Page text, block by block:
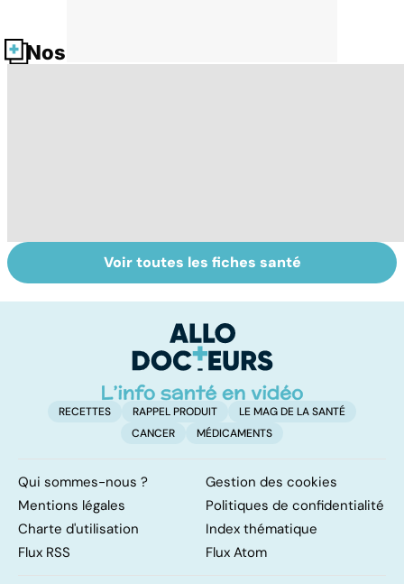
Nos fiches santé
Alimentation :
mangeons-nous
Maladie de
Raynaud : une
au froid
Voir toutes les fiches santé
RECETTES RAPPEL PRODUIT
LE MAG DE LA SANTÉ
CANCER
MÉDICAMENTS
Qui sommes-nous ?
Gestion des cookies
Mentions légales
Politiques de confidentialité
Charte d'utilisation
Index thématique
Flux RSS
Flux Atom